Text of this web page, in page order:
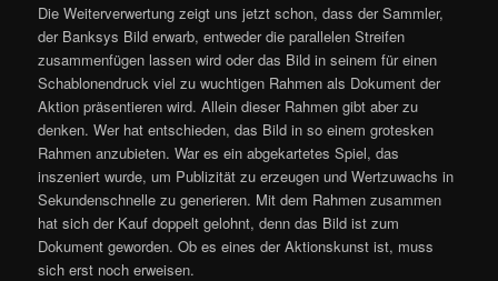
Die Weiterverwertung zeigt uns jetzt schon, dass der Sammler,
der Banksys Bild erwarb, entweder die parallelen Streifen
zusammenfügen lassen wird oder das Bild in seinem für einen
Schablonendruck viel zu wuchtigen Rahmen als Dokument der
Aktion präsentieren wird. Allein dieser Rahmen gibt aber zu
denken. Wer hat entschieden, das Bild in so einem grotesken
Rahmen anzubieten. War es ein abgekartetes Spiel, das
inszeniert wurde, um Publizität zu erzeugen und Wertzuwachs in
Sekundenschnelle zu generieren. Mit dem Rahmen zusammen
hat sich der Kauf doppelt gelohnt, denn das Bild ist zum
Dokument geworden. Ob es eines der Aktionskunst ist, muss
sich erst noch erweisen.